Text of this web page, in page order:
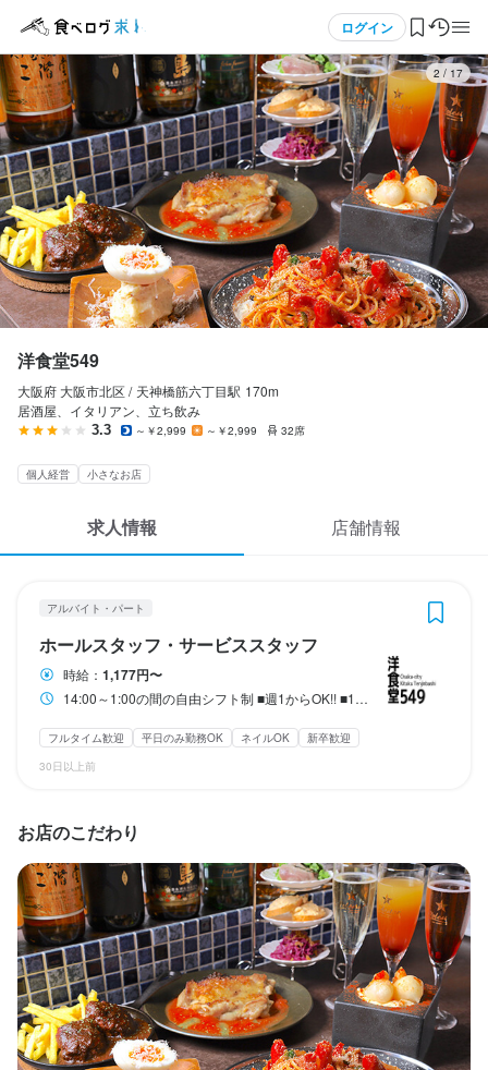
ログイン
ログイン・無料会員登録
食べログ求人TOP
求人検索
マイページ管理
気になる求人
検索履歴・保存した条件
ヘルプ・お問い合わせフォーム
掲載をご検討の店舗様へ
食べログ求人PRESS
プライバシーポリシー
3 / 17
洋食堂549
大阪府 大阪市北区 / 天神橋筋六丁目駅 170m
居酒屋、イタリアン、立ち飲み
3.3 ～￥2,999 ～￥2,999 32席
個人経営 小さなお店
求人情報 店舗情報
アルバイト・パート
ホールスタッフ・サービススタッフ
時給： 1,177円〜
14:00～1:00の間の自由シフト制 ■週1からOK!! ■1日3時間からでもOK!!
フルタイム歓迎 平日のみ勤務OK ネイルOK
新卒歓迎
30日以上前
お店のこだわり
ホールスタッフ・サービススタッフ
ホールスタッフ・サービススタッフ
■週1からOK!!
■1日3時間からでもOK!!
終電考慮あり ダブルワーク・副業OK フルタイム歓迎
残業月20時間以下
週1日からOK
週2日からOK 週4日以上OK
シフト制
自由シフト制(毎回、時間・曜日を選べる)
休日・休暇
応募画面へ進む